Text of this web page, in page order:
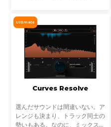
Ultimate
Curves Resolve
選んだサウンドは間違いない。ア
レンジも決まり、トラック同士の
勢いもある。なのに、ミックスが